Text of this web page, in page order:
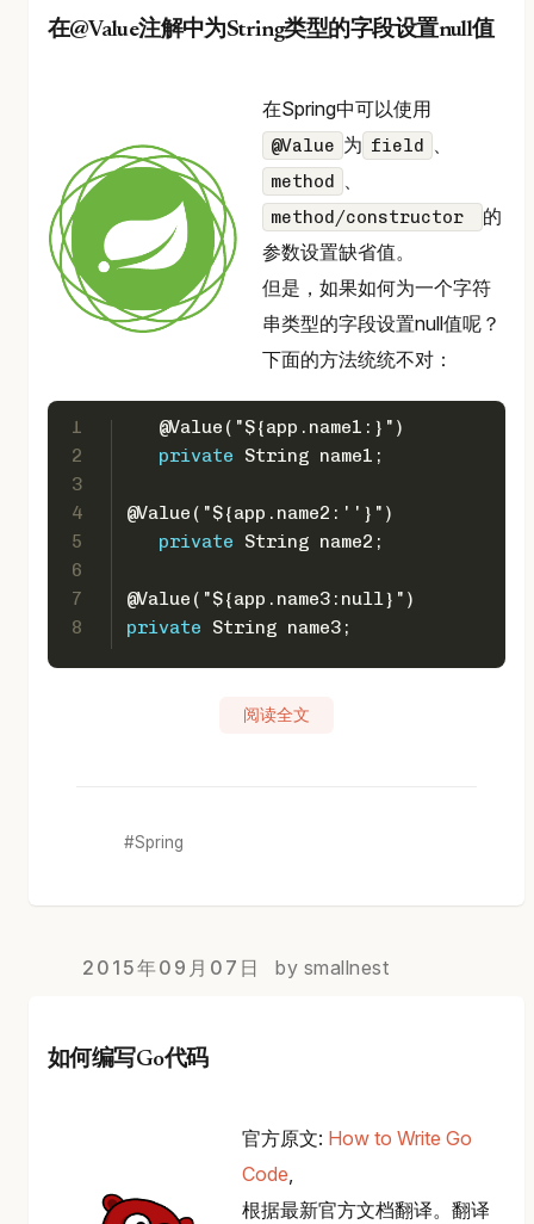
在@Value注解中为String类型的字段设置null值
在Spring中可以使用
@Value 为 field 、
method 、
method/constructor
的
参数设置缺省值。
但是，如果如何为一个字符
串类型的字段设置null值呢？
下面的方法统统不对：
1
2
3
4
5
6
7
8
@Value("${app.name1:}")
private String name1;
@Value("${app.name2:''}")
private String name2;
@Value("${app.name3:null}")
private String name3;
阅读全文
Spring
2015年09月07日 by smallnest
如何编写Go代码
官方原文: How to Write Go
Code,
根据最新官方文档翻译。翻译